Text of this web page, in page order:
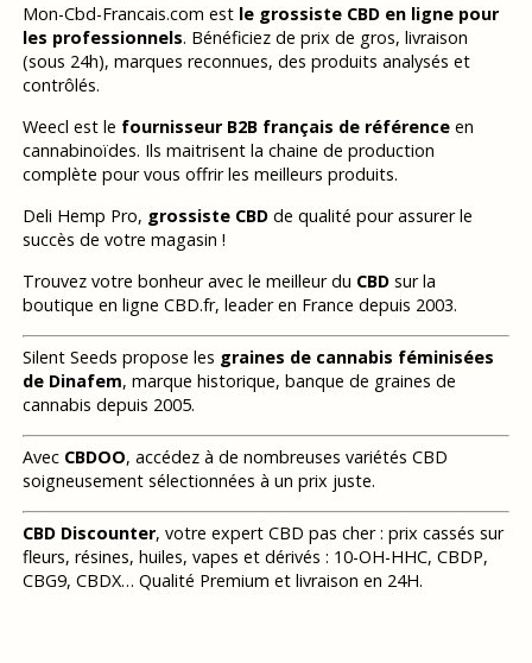
Mon-Cbd-Francais.com est le grossiste CBD en ligne pour
les professionnels. Bénéficiez de prix de gros, livraison
(sous 24h), marques reconnues, des produits analysés et
contrôlés.
Weecl est le fournisseur B2B français de référenceen
cannabinoïdes. Ils maitrisent la chaine de production
complète pour vous offrir les meilleurs produits.
Deli Hemp Pro, grossiste CBDde qualité pour assurer le
succès de votre magasin !
Trouvez votre bonheur avec le meilleur du CBDsur la
boutique en ligne CBD.fr, leader en France depuis 2003.
Silent Seeds propose les graines de cannabis féminisées
de Dinafem, marque historique, banque de graines de
cannabis depuis 2005.
Avec CBDOO, accédez à de nombreuses variétés CBD
soigneusement sélectionnées à un prix juste.
CBD Discounter, votre expert CBD pas cher : prix cassés sur
fleurs, résines, huiles, vapes et dérivés : 10-OH-HHC, CBDP,
CBG9, CBDX… Qualité Premium et livraison en 24H.